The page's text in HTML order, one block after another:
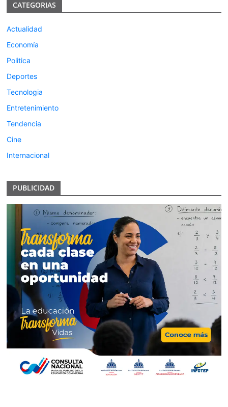
CATEGORIAS
Actualidad
Economía
Politica
Deportes
Tecnologia
Entretenimiento
Tendencia
Cine
Internacional
PUBLICIDAD